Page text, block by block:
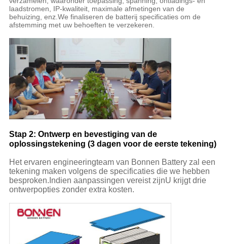
laadstromen, IP-kwaliteit, maximale afmetingen van de
behuizing, enz.We finaliseren de batterij specificaties om de
afstemming met uw behoeften te verzekeren.
Stap 2: Ontwerp en bevestiging van de
oplossingstekening (3 dagen voor de eerste tekening)
Het ervaren engineeringteam van Bonnen Battery zal een
tekening maken volgens de specificaties die we hebben
besproken.Indien aanpassingen vereist zijnU krijgt drie
ontwerpopties zonder extra kosten.